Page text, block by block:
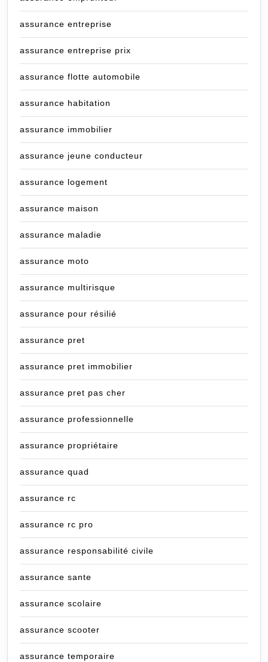
assurance entreprise
assurance entreprise prix
assurance flotte automobile
assurance habitation
assurance immobilier
assurance jeune conducteur
assurance logement
assurance maison
assurance maladie
assurance moto
assurance multirisque
assurance pour résilié
assurance pret
assurance pret immobilier
assurance pret pas cher
assurance professionnelle
assurance propriétaire
assurance quad
assurance rc
assurance rc pro
assurance responsabilité civile
assurance sante
assurance scolaire
assurance scooter
assurance temporaire